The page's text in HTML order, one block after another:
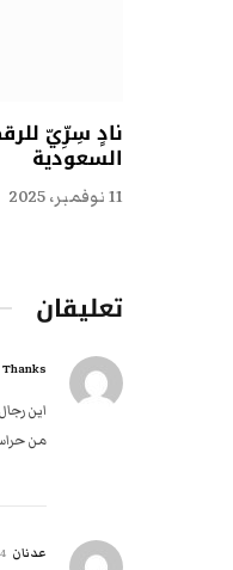
نادٍ سِرِّيّ
السعودية
11 نوفمبر، 2025
تعليقان
Thanks
اين
من
عدنان 24